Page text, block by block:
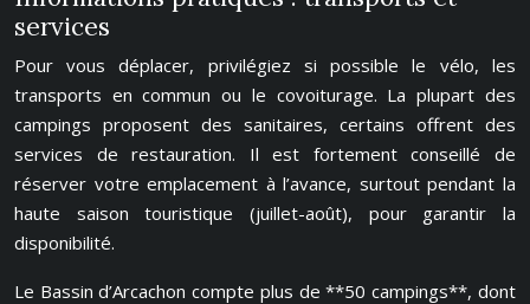
services
Pour vous déplacer, privilégiez si possible le vélo, les
transports en commun ou le covoiturage. La plupart des
campings proposent des sanitaires, certains offrent des
services de restauration. Il est fortement conseillé de
réserver votre emplacement à l’avance, surtout pendant la
haute saison touristique (juillet-août), pour garantir la
disponibilité.
Le Bassin d’Arcachon compte plus de **50 campings**, dont